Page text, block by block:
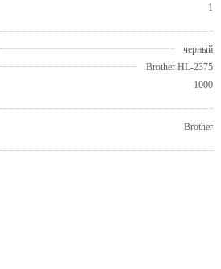
1
черный
Brother HL-2375
1000
Brother